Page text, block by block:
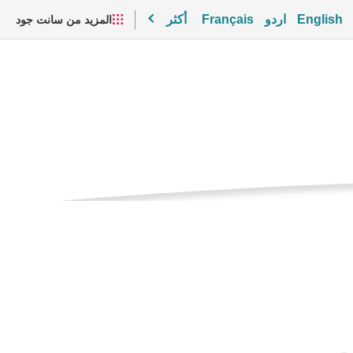
English اردو Français أكثر المزيد من سانت جود